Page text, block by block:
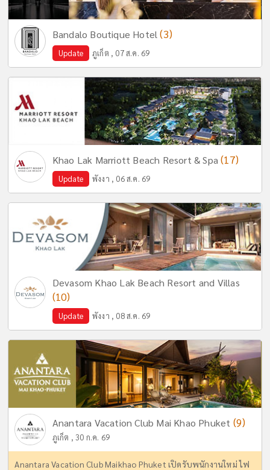
Bandalo Boutique Hotel(3)
Update ภูเก็ต , 07 ส.ค. 69
Khao Lak Marriott Beach Resort & Spa(17)
Update พังงา , 06 ส.ค. 69
Devasom Khao Lak Beach Resort and Villas
(10)
Update พังงา , 08 ส.ค. 69
Anantara Vacation Club Mai Khao Phuket (9)
ภูเก็ต , 30 ก.ค. 69
Anantara Vacation Club Maikhao Phuket เปิดรับพนักงานใหม่ ไฟ